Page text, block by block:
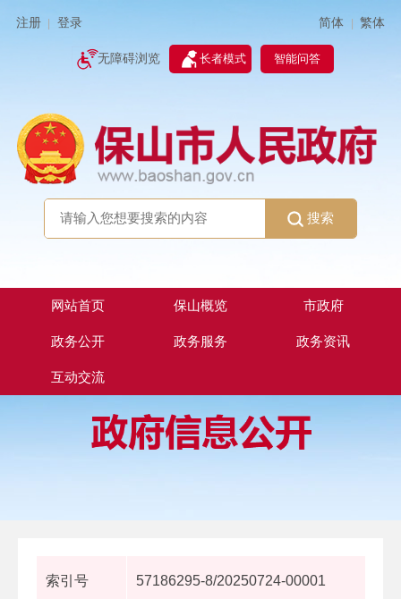
注册 登录 简体 | 繁体
无障碍浏览 长者模式 智能问答
搜索
网站首页 保山概览 市政府
政务公开 政务服务 政务资讯
互动交流
索引号 57186295-8/20250724-00001